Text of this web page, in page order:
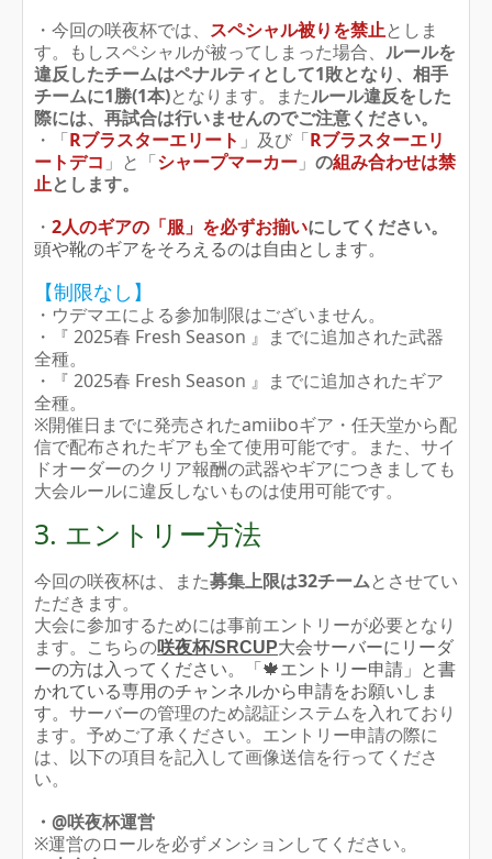
・今回の咲夜杯では、 スペシャル被りを禁止としま
す。もしスペシャルが被ってしまった場合、 ルールを
違反したチームはペナルティとして1敗となり、相手
チームに1勝(1本)となります。またルール違反をした
際には、再試合は行いませんのでご注意ください。
・「Rブラスターエリート 」及び「Rブラスターエリ
ートデコ 」と「シャープマーカー 」 の組み合わせは禁
止とします。
・ 2人のギアの「服」を必ずお揃いにしてください。
頭や靴のギアをそろえるのは自由とします。
【制限なし】
・ウデマエによる参加制限はございません。
・『 2025春 Fresh Season 』までに追加された武器
全種。
・『 2025春 Fresh Season 』までに追加されたギア
全種。
※開催日までに発売されたamiiboギア・任天堂から配
信で配布されたギアも全て使用可能です。また、サイ
ドオーダーのクリア報酬の武器やギアにつきましても
大会ルールに違反しないものは使用可能です。
3. エントリー方法
今回の咲夜杯は、また募集上限は32チームとさせてい
ただきます。
大会に参加するためには事前エントリーが必要となり
ます。こちらの咲夜杯/SRCUP大会サーバーにリーダ
ーの方は入ってください。「🍁エントリー申請」と書
かれている専用のチャンネルから申請をお願いしま
す。 サーバーの管理のため認証システムを入れており
ます。予めご了承ください。エントリー申請の際に
は、以下の項目を記入して画像送信を行ってくださ
い。
・@咲夜杯運営
※運営のロールを必ずメンションしてください。